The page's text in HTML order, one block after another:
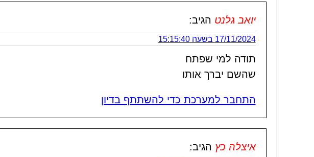
יואב גלנט הגיב:
17/11/2024 בשעה 15:15:40
תודה למי שפתח
שהשם יברך אותו
התחבר למערכת כדי להשתתף בדיון
איצלה כץ הגיב: